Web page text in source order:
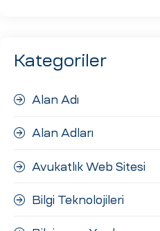
Kategoriler
Alan Adı
Alan Adları
Avukatlık Web Sitesi
Bilgi Teknolojileri